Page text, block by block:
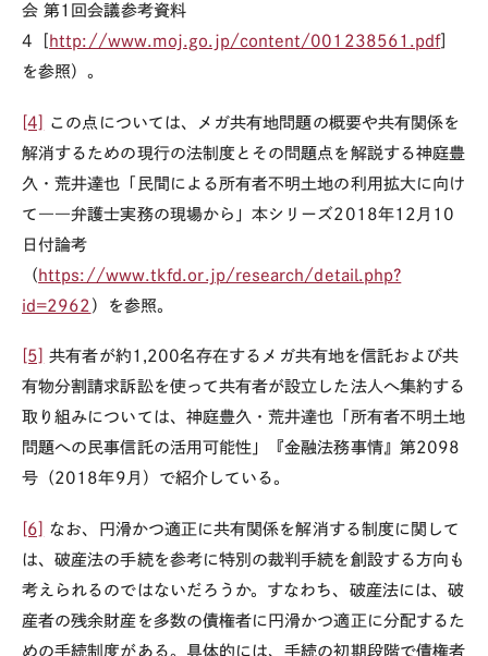
会 第1 回会議参考資料
4［
http://www.moj.go.jp/content/001238561.pdf］
を参照）。
[4]
この点については、メガ共有地問題の概要や共有関係を
解消するための現行の法制度とその問題点を解説する神庭豊
久・荒井達也「民間による所有者不明土地の利用拡大に向け
て――弁護士実務の現場から」本シリーズ2018年12 月 10
日付論考
（https://www.tkfd.or.jp/research/detail.php?
id=2962 ）を参照。
[5] 共有者が約 1,200名存在するメガ共有地を信託および共
有物分割請求訴訟を使って共有者が設立した法人へ集約する
取り組みについては、神庭豊久・荒井達也「所有者不明土地
問題への民事信託の活用可能性」『金融法務事情』第2098
号（ 2018年9 月）で紹介している。
[6]
なお、円滑かつ適正に共有関係を解消する制度に関して
は、破産法の手続を参考に特別の裁判手続を創設する方向も
考えられるのではないだろうか。すなわち、破産法には、破
産者の残余財産を多数の債権者に円滑かつ適正に分配するた
めの手続制度がある。具体的には、手続の初期段階で債権者